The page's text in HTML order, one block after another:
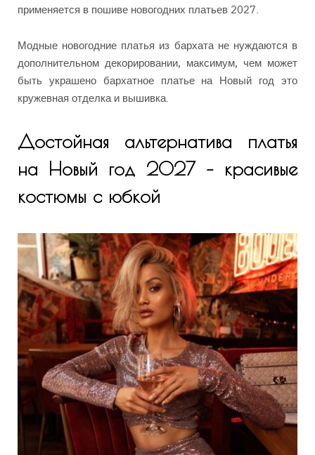
применяется в пошиве новогодних платьев 2027.
Модные новогодние платья из бархата не нуждаются в
дополнительном декорировании, максимум, чем может
быть украшено бархатное платье на Новый год это
кружевная отделка и вышивка.
Достойная альтернатива платья
на Новый год 2027 – красивые
костюмы с юбкой